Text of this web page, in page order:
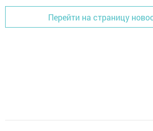
Перейти на страницу